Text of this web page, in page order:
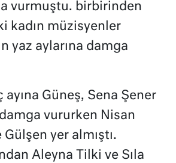
vurmuştu. birbirinden
kadın müzisyenler
yaz aylarına damga
ayına Güneş, Sena Şener
vururken Nisan
Gülşen yer almıştı.
Aleyna Tilki ve Sıla